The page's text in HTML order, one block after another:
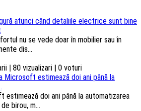
atunci când detaliile electrice sunt bine
nu se vede doar în mobilier sau în
dis...
| 80 vizualizari | 0 voturi
Microsoft estimează doi ani până la
estimează doi ani până la automatizarea
birou, m...